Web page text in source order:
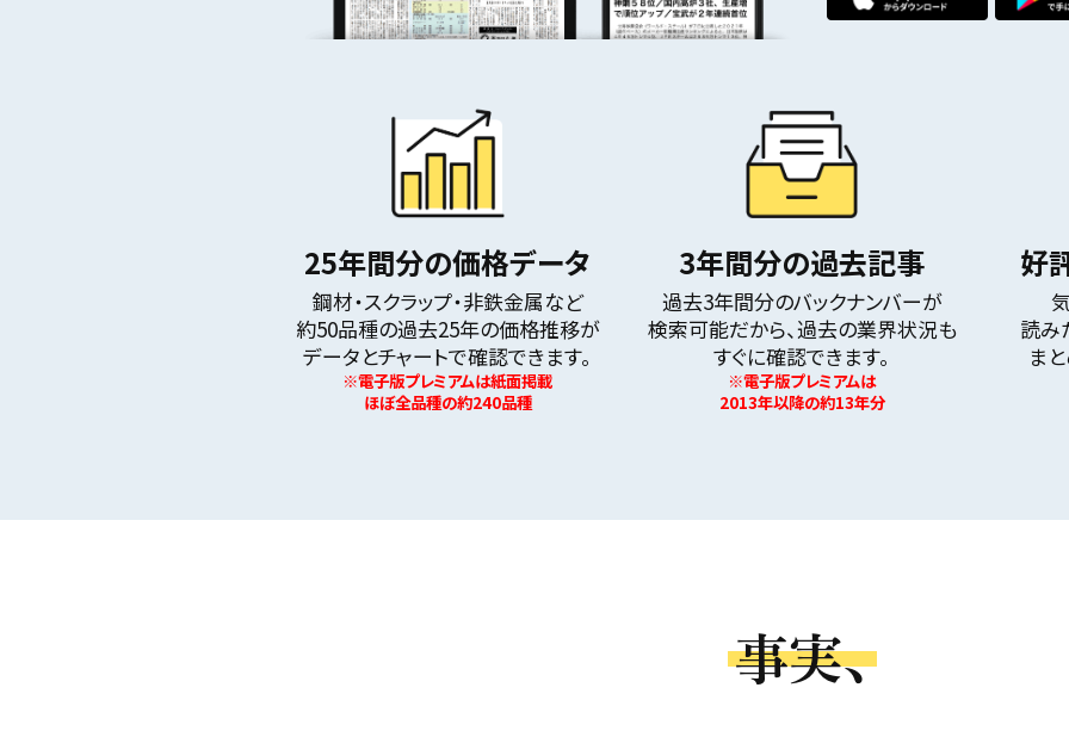
25年間分の価格データ
鋼材・スクラップ・非鉄金属など
約50品種の過去25年の価格推移が
データとチャートで確認できます。
※電子版プレミアムは紙面掲載
ほぼ全品種の約240品種
3年間分の過去記事
過去3年間分のバックナンバーが
検索可能だから、過去の業界状況も
すぐに確認できます。
※電子版プレミアムは
2013年以降の約13年分
好
読み
ま
事実、